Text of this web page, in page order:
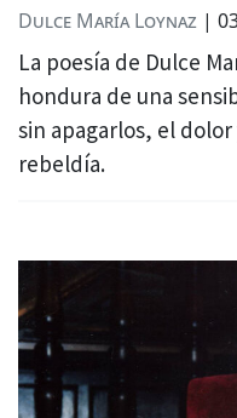
Dulce María Loynaz |
La poesía de Dulce
hondura de una
sin apagarlos, el
rebeldía.